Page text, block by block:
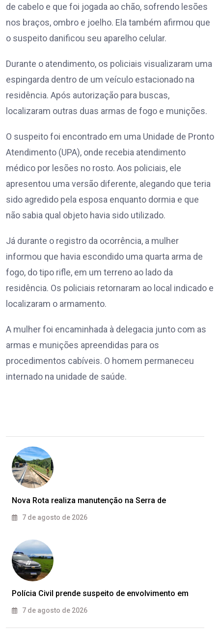
de cabelo e que foi jogada ao chão, sofrendo lesões
nos braços, ombro e joelho. Ela também afirmou que
o suspeito danificou seu aparelho celular.
Durante o atendimento, os policiais visualizaram uma
espingarda dentro de um veículo estacionado na
residência. Após autorização para buscas,
localizaram outras duas armas de fogo e munições.
O suspeito foi encontrado em uma Unidade de Pronto
Atendimento (UPA), onde recebia atendimento
médico por lesões no rosto. Aos policiais, ele
apresentou uma versão diferente, alegando que teria
sido agredido pela esposa enquanto dormia e que
não sabia qual objeto havia sido utilizado.
Já durante o registro da ocorrência, a mulher
informou que havia escondido uma quarta arma de
fogo, do tipo rifle, em um terreno ao lado da
residência. Os policiais retornaram ao local indicado e
localizaram o armamento.
A mulher foi encaminhada à delegacia junto com as
armas e munições apreendidas para os
procedimentos cabíveis. O homem permaneceu
internado na unidade de saúde.
Nova Rota realiza manutenção na Serra de
7 de agosto de 2026
Polícia Civil prende suspeito de envolvimento em
7 de agosto de 2026